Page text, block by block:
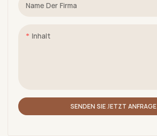
Name Der Firma
Inhalt
SENDEN SIE JETZT ANFRAGE